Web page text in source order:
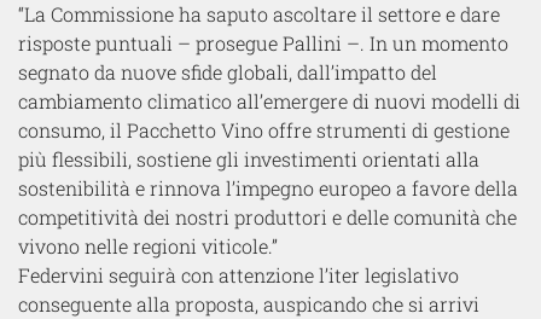
“La Commissione ha saputo ascoltare il settore e dare
risposte puntuali – prosegue Pallini –. In un momento
segnato da nuove sfide globali, dall’impatto del
cambiamento climatico all’emergere di nuovi modelli di
consumo, il Pacchetto Vino offre strumenti di gestione
più flessibili, sostiene gli investimenti orientati alla
sostenibilità e rinnova l’impegno europeo a favore della
competitività dei nostri produttori e delle comunità che
vivono nelle regioni viticole.”
Federvini seguirà con attenzione l’iter legislativo
conseguente alla proposta, auspicando che si arrivi